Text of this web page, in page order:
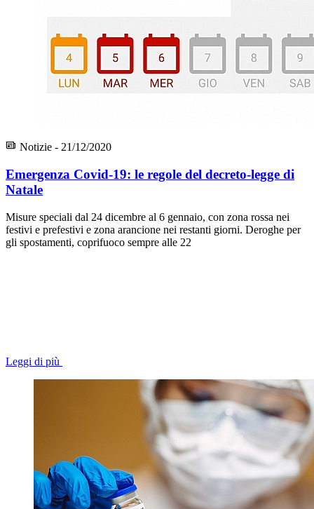
Notizie - 21/12/2020
Emergenza Covid-19: le regole del decreto-legge di
Natale
Misure speciali dal 24 dicembre al 6 gennaio, con zona rossa nei
festivi e prefestivi e zona arancione nei restanti giorni. Deroghe per
gli spostamenti, coprifuoco sempre alle 22
Leggi di più